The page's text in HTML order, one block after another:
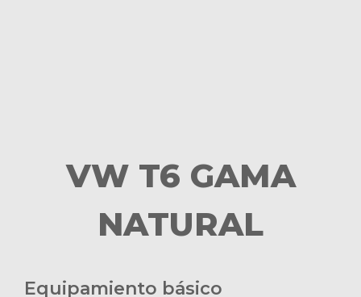
VW T6 GAMA
NATURAL
Equipamiento básico